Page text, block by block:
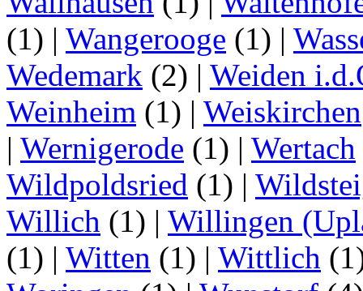
(1) | Wangerooge (1) |
Wedemark (2) | Weiden
Weinheim (1) | Weiskirchen
| Wernigerode (1) | Wertach
Wildpoldsried (1) |
Willich (1) | Willingen
(1) | Witten (1) | Wittlich